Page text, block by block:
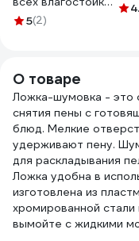
поверхностей
9050723
5(2)
О товаре
Ложка-шумовка - это
снятия пены с
блюд. Мелкие
удерживают пену.
для раскладывания
Ложка удобна в
изготовлена из
хромированной стали
вымойте с жидкими